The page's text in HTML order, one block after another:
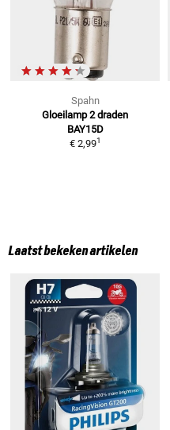
Spahn
Gloeilamp 2 draden
BAY15D
€ 2,991
Laatst bekeken artikelen